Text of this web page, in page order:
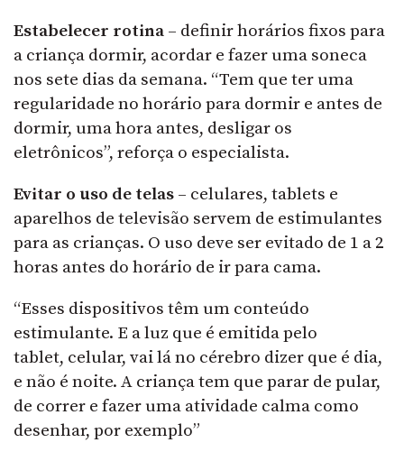
Estabelecer rotina – definir horários fixos para
a criança dormir, acordar e fazer uma soneca
nos sete dias da semana. “Tem que ter uma
regularidade no horário para dormir e antes de
dormir, uma hora antes, desligar os
eletrônicos”, reforça o especialista.
Evitar o uso de telas – celulares, tablets e
aparelhos de televisão servem de estimulantes
para as crianças. O uso deve ser evitado de 1 a 2
horas antes do horário de ir para cama.
“Esses dispositivos têm um conteúdo
estimulante. E a luz que é emitida pelo
tablet, celular, vai lá no cérebro dizer que é dia,
e não é noite. A criança tem que parar de pular,
de correr e fazer uma atividade calma como
desenhar, por exemplo”